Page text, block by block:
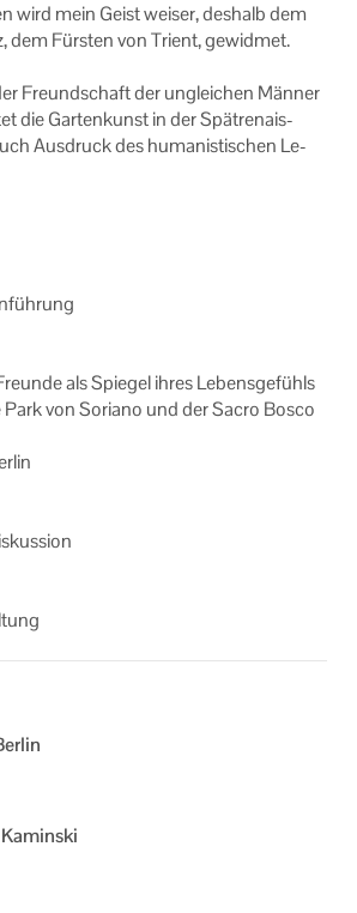
wird mein Geist wei­ser, des­halb dem
dem Fürs­ten von Tri­ent, ge­wid­met.
Freund­schaft der un­glei­chen Män­ner
die Gar­ten­kunst in der Spät­re­nais­
Aus­druck des hu­ma­nis­ti­schen Le­
als Spie­gel ihres Le­bens­ge­fühls
von So­ria­no und der Sacro Bosco